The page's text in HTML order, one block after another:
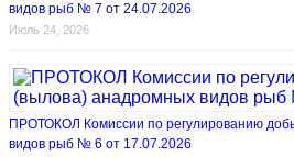
видов рыб № 7 от 24.07.2026
Июль 24, 2026
ПРОТОКОЛ Комиссии по регулированию
видов рыб № 6 от 17.07.2026